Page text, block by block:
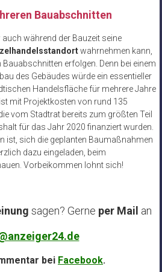
Bauabschnitten
auch während der Bauzeit seine
wahrnehmen kann,
erfolgen. Denn bei einem
des Gebäudes würde ein essentieller
Handelsfläche für mehrere Jahre
mit Projektkosten von rund 135
vom Stadtrat bereits zum größten Teil
für das Jahr 2020 finanziert wurden.
ist, sich die geplanten Baumaßnahmen
dazu eingeladen, beim
Vorbeikommen lohnt sich!
sagen? Gerne per Mail an
bei Facebook.